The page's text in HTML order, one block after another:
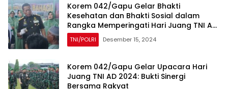
Korem 042/Gapu Gelar Bhakti
Kesehatan dan Bhakti Sosial dalam
Rangka Memperingati Hari Juang TNI AD
Tahun 2024
TNI/POLRI Desember 15, 2024
Korem 042/Gapu Gelar Upacara Hari
Juang TNI AD 2024: Bukti Sinergi
Bersama Rakyat